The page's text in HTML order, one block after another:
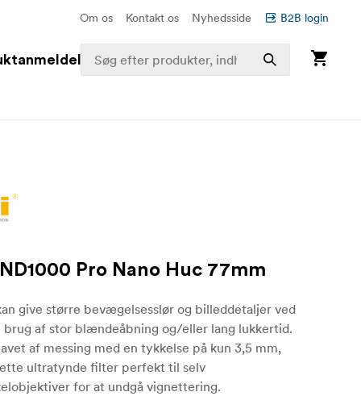
Om os Kontakt os Nyhedsside B2B login
Pro Nano Huc 77mm
give større bevægelsesslør og billeddetaljer ved
brug af stor blændeåbning og/eller lang lukkertid.
af messing med en tykkelse på kun 3,5 mm,
ultratynde filter perfekt til selv
for at undgå vignettering.